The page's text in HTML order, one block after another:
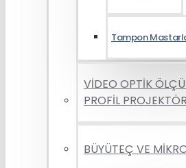
Tampon
VİDEO OPTİK
PROFİL
BÜYÜTEÇ VE